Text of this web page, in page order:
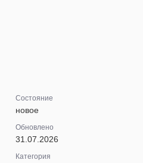
Состояние
новое
Обновлено
31.07.2026
Категория